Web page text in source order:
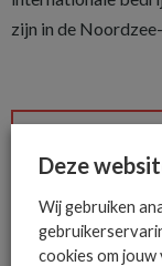
zijn in de
De
Deze
Wij gebruiken
cookies om